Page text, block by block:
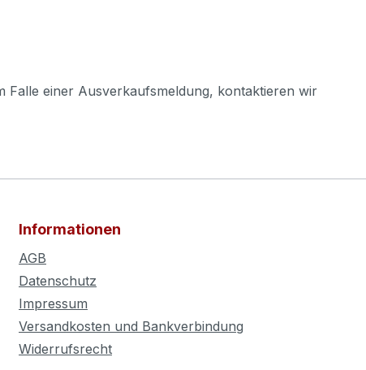
Falle einer Ausverkaufsmeldung, kontaktieren wir
Informationen
AGB
Datenschutz
Impressum
Versandkosten und Bankverbindung
Widerrufsrecht